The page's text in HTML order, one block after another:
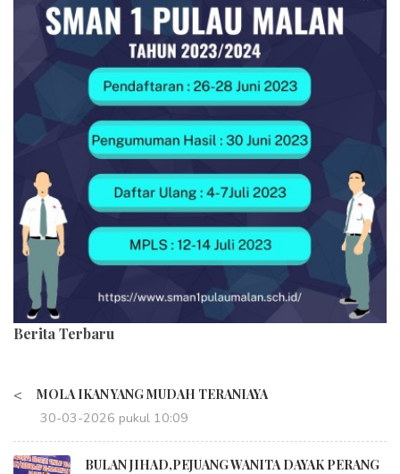
Berita Terbaru
< MOLA IKAN YANG MUDAH TERANIAYA
30-03-2026 pukul 10:09
BULAN JIHAD,PEJUANG WANITA DAYAK PERANG